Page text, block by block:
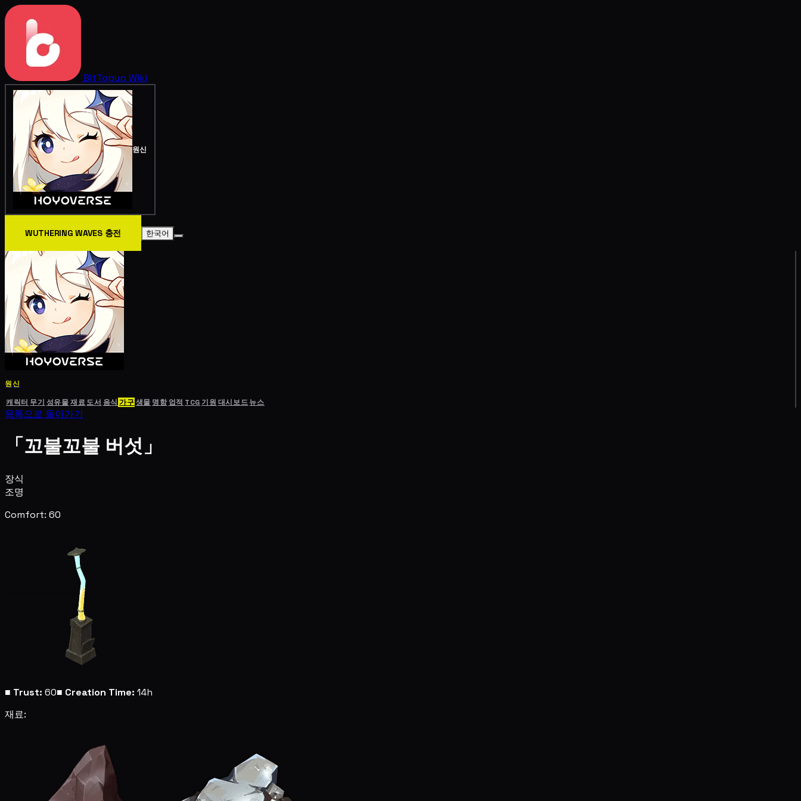
BitTopup Wiki
원신
WUTHERING WAVES 충전 한국어
원신
캐릭터 무기 성유물재료도서 음식 가구생물 명함 업적 TCG기원 대시보드뉴스
목록으로 돌아가기
「꼬불꼬불 버섯」
장식
조명
Comfort: 60
■ Trust: 60■ Creation Time: 14h
재료: